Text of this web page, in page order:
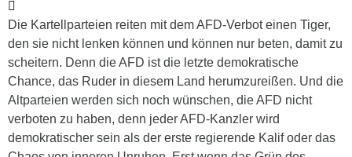
Die Kartellparteien reiten mit dem AFD-Verbot einen Tiger,
den sie nicht lenken können und können nur beten, damit zu
scheitern. Denn die AFD ist die letzte demokratische
Chance, das Ruder in diesem Land herumzureißen. Und die
Altparteien werden sich noch wünschen, die AFD nicht
verboten zu haben, denn jeder AFD-Kanzler wird
demokratischer sein als der erste regierende Kalif oder das